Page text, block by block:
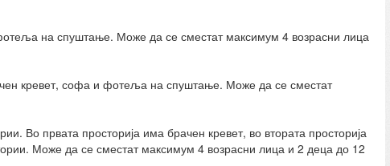
на спуштање. Може да се сместат максимум 4 возрасни лица
кревет, софа и фотеља на спуштање. Може да се сместат
Во првата просторија има брачен кревет, во втората просторија
Може да се сместат максимум 4 возрасни лица и 2 деца до 12